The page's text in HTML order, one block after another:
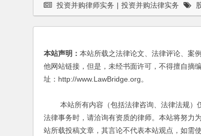
投资并购律师实务 | 投资并购法律实务
本站声明： 本站所载之法律论文、法律评论、案
他网站链接，但是，未经书面许可，不得擅自摘
址：http://www.LawBridge.org。
本站所有内容（包括法律咨询、法律法规）
法律事务时，请洽询有资质的律师。本站将努力
站所载投稿文章，其言论不代表本站观点，如需